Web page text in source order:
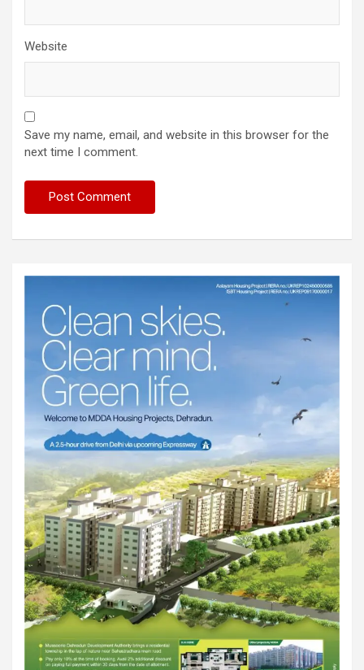
Website
Save my name, email, and website in this browser for the
next time I comment.